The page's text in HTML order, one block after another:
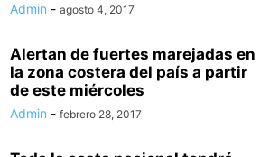
Admin - agosto 4, 2017
Alertan de fuertes marejadas en
la zona costera del país a partir
de este miércoles
Admin - febrero 28, 2017